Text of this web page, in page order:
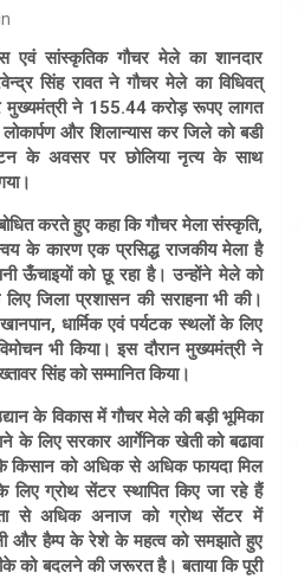
एवं सांस्कृतिक गौचर मेलेका शानदार
सिंह रावत ने गौचर मेले का विधिवत्
ने 155.44 करोड़ रूपए लागत
और शिलान्यास कर जिले को बडी
के अवसर पर छोलिया नृत्य के साथ
करते हुए कहा कि गौचर मेला संस्कृति,
के कारण एक प्रसिद्ध राजकीय मेला है
ऊँचाइयों को छू रहा है। उन्होंने मेले को
जिला प्रशासन की सराहना भी की।
धार्मिक एवं पर्यटक स्थलों के लिए
भी किया। इस दौरान मुख्यमंत्री ने
सिंह को सम्मानित किया।
के विकास में गौचर मेले की बड़ी भूमिका
के लिए सरकार आर्गेनिक खेती को बढावा
किसान को अधिक से अधिक फायदा मिल
ग्रोथ सेंटर स्थापित किए जा रहे हैं
से अधिक अनाज को ग्रोथ सेंटर में
और हैम्प के रेशे के महत्व को समझाते हुए
को बदलने की जरूरत है। बताया कि पूरी